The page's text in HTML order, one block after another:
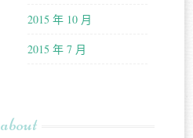
2015 年 10 月
2015 年 7 月
about